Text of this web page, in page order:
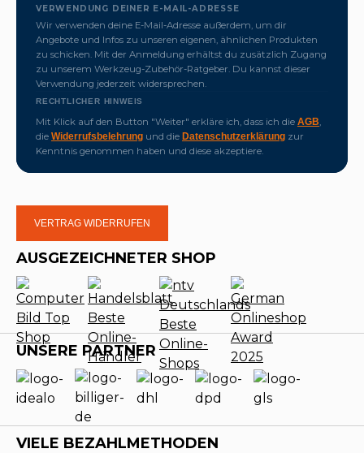
VERWENDUNG DEINER E-MAIL-ADRESSE
Wir verwenden deine E-Mail-Adresse außerdem, um dir
Angebote und Infos zu unseren eigenen, ähnlichen Produkten
zu schicken. Mit der Anmeldung erhältst du zusätzlich Zugang
zu unserem Werkzeug-Zubehör-Ratgeber. Du kannst dieser
Verwendung jederzeit widersprechen.
RECHTLICHER HINWEIS
Mit Klick auf den Button "Weiter" erkläre ich, dass ich die AGB,
die Widerrufsbelehrung und die Datenschutzerklärung zur
Kenntnis genommen haben und diese akzeptiere.
VERTRAG WIDERRUFEN
AUSGEZEICHNETER SHOP
UNSERE PARTNER
VIELE BEZAHLMETHODEN